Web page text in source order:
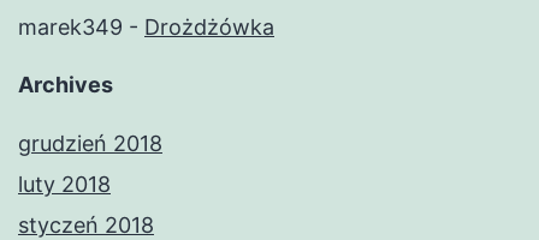
marek349 - Drożdżówka
Archives
grudzień 2018
luty 2018
styczeń 2018